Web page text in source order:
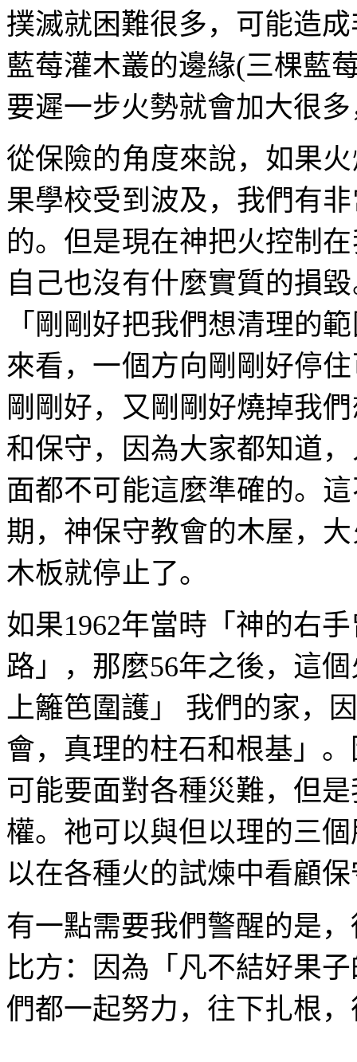
撲滅就困難很多，可能造
藍莓灌木叢的邊緣(三棵藍
要遲一步火勢就會加大很
從保險的角度來說，如果
果學校受到波及，我們有
的。但是現在神把火控制
自己也沒有什麼實質的損
「剛剛好把我們想清理的
來看，一個方向剛剛好停
剛剛好，又剛剛好燒掉我
和保守，因為大家都知道
面都不可能這麼準確的。
期，神保守教會的木屋，
木板就停止了。
如果1962年當時「神的右
路」，那麼56年之後，這
上籬笆圍護」 我們的家，
會，真理的柱石和根基」
可能要面對各種災難，但
權。祂可以與但以理的三
以在各種火的試煉中看顧
有一點需要我們警醒的是
比方：因為「凡不結好果
們都一起努力，往下扎根